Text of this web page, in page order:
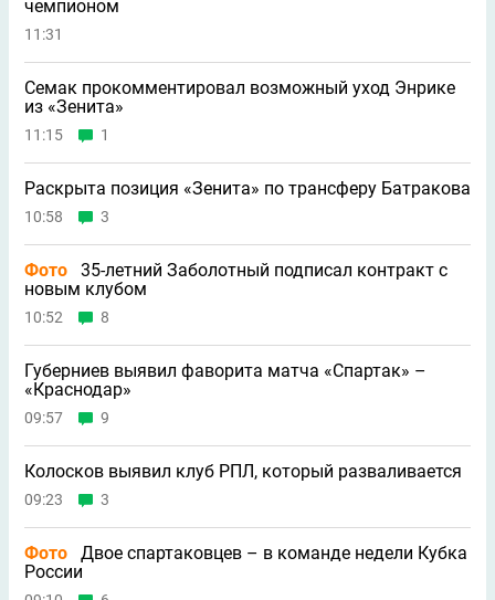
чемпионом
11:31
Семак прокомментировал возможный уход Энрике
из «Зенита»
11:15 1
Раскрыта позиция «Зенита» по трансферу Батракова
10:58 3
Фото
35-летний Заболотный подписал контракт с
новым клубом
10:52 8
Губерниев выявил фаворита матча «Спартак» –
«Краснодар»
09:57 9
Колосков выявил клуб РПЛ, который разваливается
09:23 3
Фото
Двое спартаковцев – в команде недели Кубка
России